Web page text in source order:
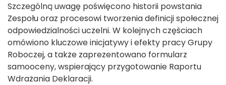
Szczególną uwagę poświęcono historii powstania
Zespołu oraz procesowi tworzenia definicji społecznej
odpowiedzialności uczelni. W kolejnych częściach
omówiono kluczowe inicjatywy i efekty pracy Grupy
Roboczej, a także zaprezentowano formularz
samooceny, wspierający przygotowanie Raportu
Wdrażania Deklaracji.